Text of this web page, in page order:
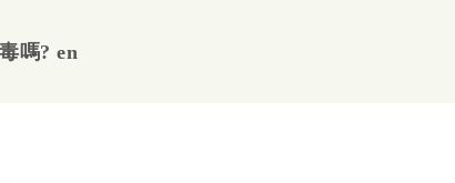
嗎? en